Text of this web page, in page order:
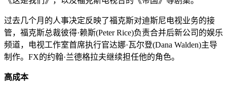
过去几个月的人事决定反映了福克斯对迪斯尼电视业务的接
管，福克斯总裁彼得·赖斯(Peter Rice)负责合并后新公司的娱乐
频道，电视工作室首席执行官达娜·瓦尔登(Dana Walden)主导
制作。FX的约翰·兰德格拉夫继续担任他的角色。
高成本